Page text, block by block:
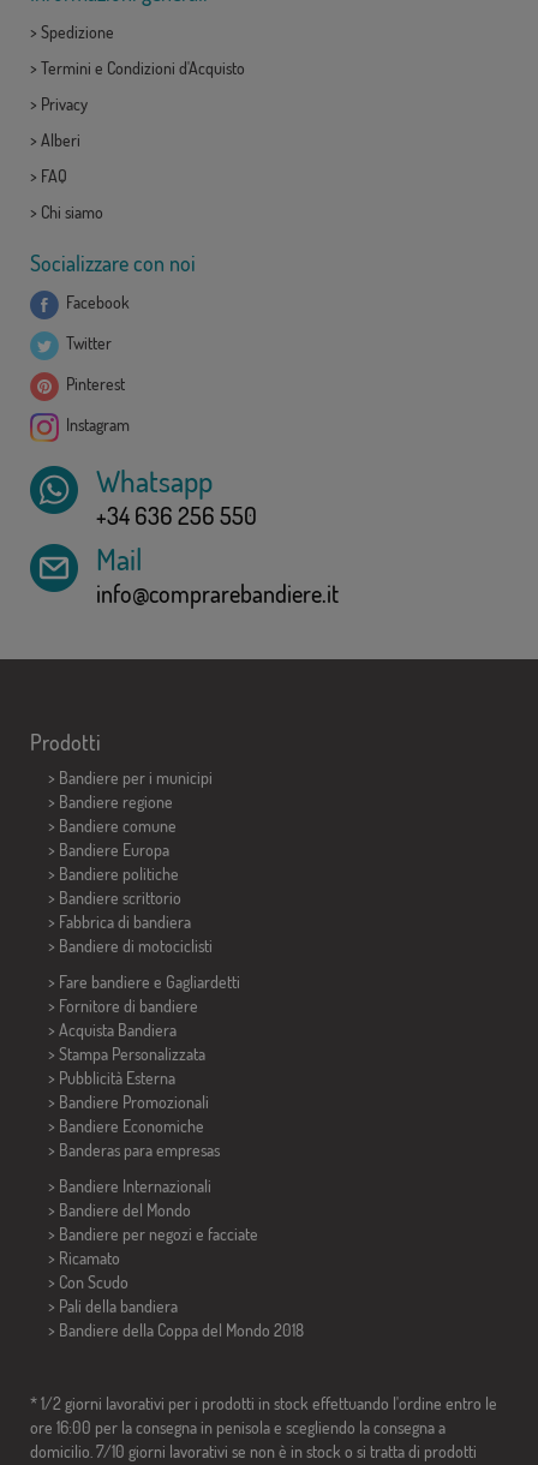
> Spedizione
> Termini e Condizioni d'Acquisto
> Privacy
> Alberi
> FAQ
> Chi siamo
Socializzare con noi
Facebook
Twitter
Pinterest
Instagram
Whatsapp
+34 636 256 550
Mail
info@comprarebandiere.it
Prodotti
> Bandiere per i municipi
> Bandiere regione
> Bandiere comune
> Bandiere Europa
> Bandiere politiche
> Bandiere scrittorio
> Fabbrica di bandiera
> Bandiere di motociclisti
> Fare bandiere e Gagliardetti
> Fornitore di bandiere
> Acquista Bandiera
> Stampa Personalizzata
> Pubblicità Esterna
> Bandiere Promozionali
> Bandiere Economiche
> Banderas para empresas
> Bandiere Internazionali
> Bandiere del Mondo
> Bandiere per negozi e facciate
> Ricamato
> Con Scudo
> Pali della bandiera
> Bandiere della Coppa del Mondo 2018
* 1/2 giorni lavorativi per i prodotti in stock effettuando l'ordine entro le
ore 16:00 per la consegna in penisola e scegliendo la consegna a
domicilio. 7/10 giorni lavorativi se non è in stock o si tratta di prodotti